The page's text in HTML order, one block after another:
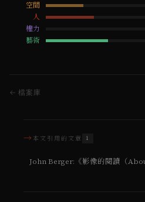
空間
人
權力
藝術
← 檔案庫
→ 本文引用的文章 1
John Berger:《影像的閱讀（